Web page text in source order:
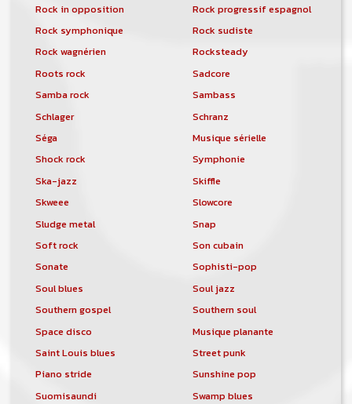
Rock in opposition
Rock progressif espagnol
Rock symphonique
Rock sudiste
Rock wagnérien
Rocksteady
Roots rock
Sadcore
Samba rock
Sambass
Schlager
Schranz
Séga
Musique sérielle
Shock rock
Symphonie
Ska-jazz
Skiffle
Skweee
Slowcore
Sludge metal
Snap
Soft rock
Son cubain
Sonate
Sophisti-pop
Soul blues
Soul jazz
Southern gospel
Southern soul
Space disco
Musique planante
Saint Louis blues
Street punk
Piano stride
Sunshine pop
Suomisaundi
Swamp blues